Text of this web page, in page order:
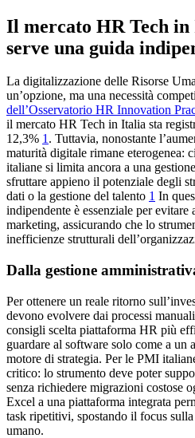
Il mercato HR Tech
serve una guida
La digitalizzazione delle Risorse
un’opzione, ma una necessità
dell’Osservatorio HR Innovation
il mercato HR Tech in Italia sta
12,3% 1. Tuttavia, nonostante
maturità digitale rimane eterogenea:
italiane si limita ancora a una
sfruttare appieno il potenziale degli
dati o la gestione del talento 1 In
indipendente è essenziale per
marketing, assicurando che lo
inefficienze strutturali
Dalla gestione
Per ottenere un reale ritorno
devono evolvere dai processi
consigli scelta piattaforma HR più
guardare al software solo come a un
motore di strategia. Per le PMI
critico: lo strumento deve poter
senza richiedere migrazioni costose
Excel a una piattaforma integrata
task ripetitivi, spostando il focus
umano.